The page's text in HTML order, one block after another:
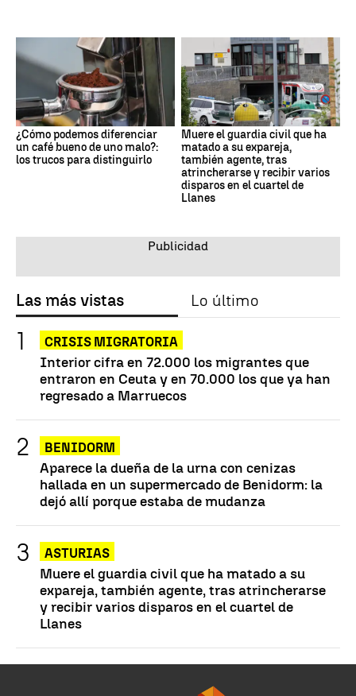
¿Cómo podemos diferenciar
un café bueno de uno malo?:
los trucos para distinguirlo
Muere el guardia civil que ha
matado a su expareja,
también agente, tras
atrincherarse y recibir varios
disparos en el cuartel de
Llanes
Las más vistas Lo último
CRISIS MIGRATORIA
Interior cifra en 72.000 los migrantes que
entraron en Ceuta y en 70.000 los que ya han
regresado a Marruecos
BENIDORM
Aparece la dueña de la urna con cenizas
hallada en un supermercado de Benidorm: la
dejó allí porque estaba de mudanza
ASTURIAS
Muere el guardia civil que ha matado a su
expareja, también agente, tras atrincherarse
y recibir varios disparos en el cuartel de
Llanes